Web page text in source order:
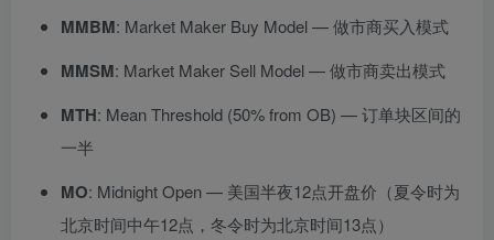
MMBM: Market Maker Buy Model — 做市商买入模式
MMSM: Market Maker Sell Model — 做市商卖出模式
MTH: Mean Threshold (50% from OB) — 订单块区间的
一半
MO: Midnight Open — 美国半夜12点开盘价（夏令时为
北京时间中午12点，冬令时为北京时间13点）